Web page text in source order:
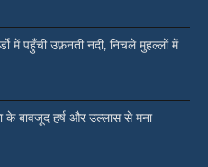
में पहुँची उफ़नती नदी, निचले मुहल्लों में
बावजूद हर्ष और उल्लास से मना